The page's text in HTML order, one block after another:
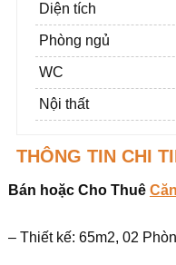
Diện tích
Phòng ngủ
WC
Nội thất
THÔNG TIN CHI
Bán hoặc Cho Thuê
– Thiết kế: 65m2, 02